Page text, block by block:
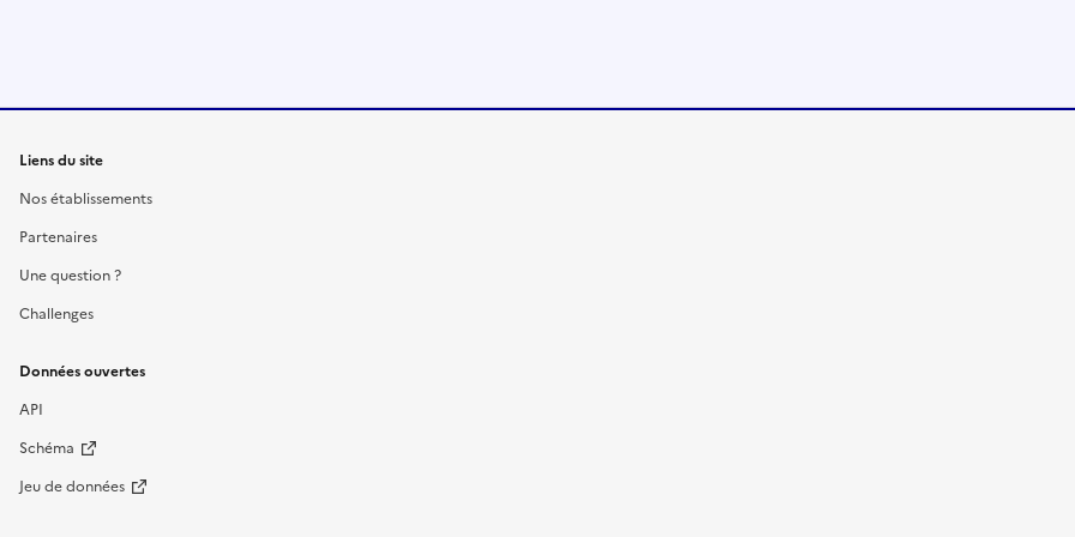
Liens du site
Nos établissements
Partenaires
Une question ?
Challenges
Données ouvertes
API
Schéma
Jeu de données